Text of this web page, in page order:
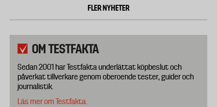
FLER NYHETER
OM TESTFAKTA
Sedan 2001 har Testfakta underlättat köpbeslut och
påverkat tillverkare genom oberoende tester, guider och
journalistik.
Läs mer om Testfakta.